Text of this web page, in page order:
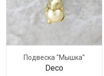
Подвеска "Мышка"
Deco